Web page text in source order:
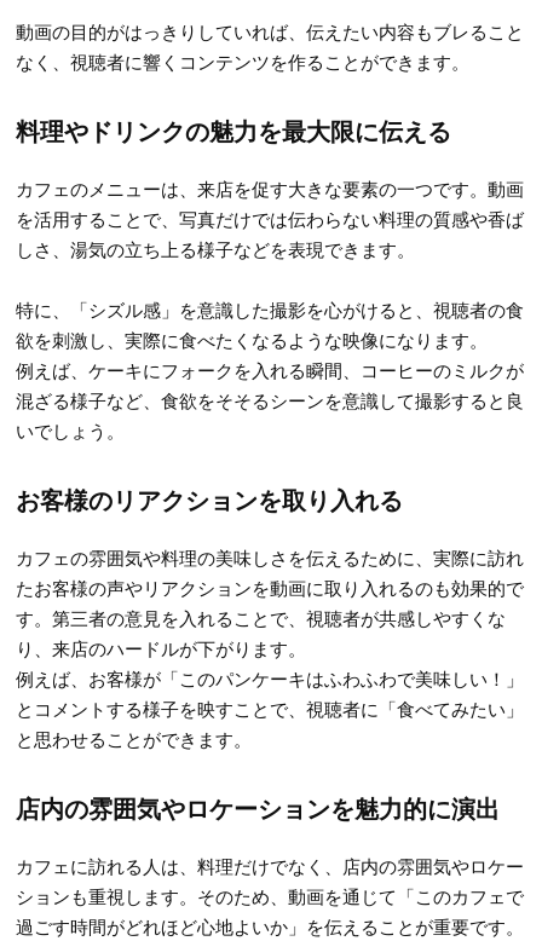
動画の目的がはっきりしていれば、伝えたい内容もブレること
なく、視聴者に響くコンテンツを作ることができます。
料理やドリンクの魅力を最大限に伝える
カフェのメニューは、来店を促す大きな要素の一つです。動画
を活用することで、写真だけでは伝わらない料理の質感や香ば
しさ、湯気の立ち上る様子などを表現できます。
特に、「シズル感」を意識した撮影を心がけると、視聴者の食
欲を刺激し、実際に食べたくなるような映像になります。
例えば、ケーキにフォークを入れる瞬間、コーヒーのミルクが
混ざる様子など、食欲をそそるシーンを意識して撮影すると良
いでしょう。
お客様のリアクションを取り入れる
カフェの雰囲気や料理の美味しさを伝えるために、実際に訪れ
たお客様の声やリアクションを動画に取り入れるのも効果的で
す。第三者の意見を入れることで、視聴者が共感しやすくな
り、来店のハードルが下がります。
例えば、お客様が「このパンケーキはふわふわで美味しい！」
とコメントする様子を映すことで、視聴者に「食べてみたい」
と思わせることができます。
店内の雰囲気やロケーションを魅力的に演出
カフェに訪れる人は、料理だけでなく、店内の雰囲気やロケー
ションも重視します。そのため、動画を通じて「このカフェで
過ごす時間がどれほど心地よいか」を伝えることが重要です。